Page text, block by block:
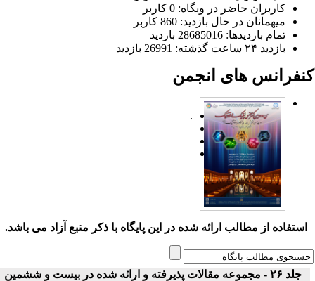
کاربران حاضر در وبگاه: 0 کاربر
میهمانان در حال بازدید: 860 کاربر
تمام بازدید‌ها: 28685016 بازدید
بازدید ۲۴ ساعت گذشته: 26991 بازدید
های انجمن
.
استفاده از مطالب ارائه شده در این پایگاه با ذکر منبع آزاد می باشد.
جلد ۲۶ - مجموعه مقالات پذیرفته و ارائه شده در بیست و ششمین